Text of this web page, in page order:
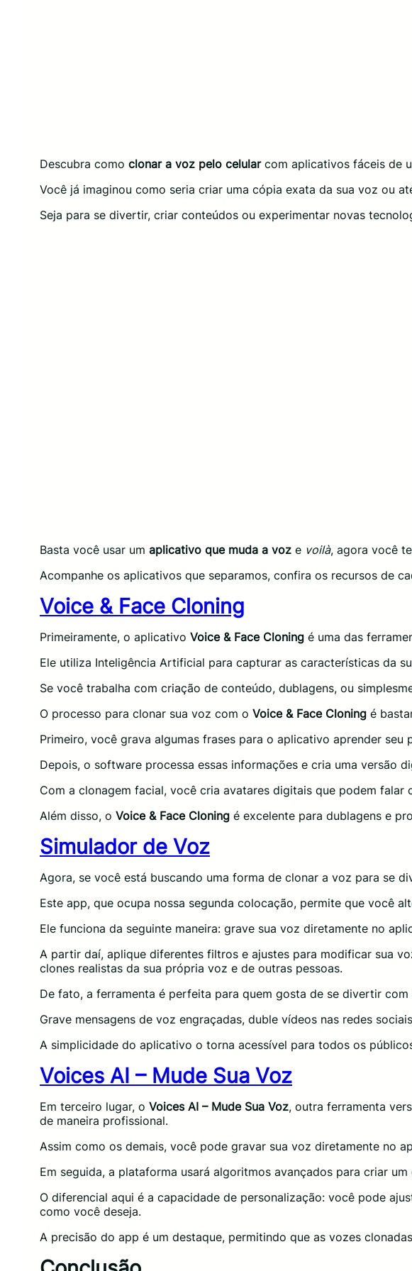
Descubra como clonar a voz pelo celularcom aplicativos fáceis de
Você já imaginou como seria criar uma cópia exata da sua voz ou
Seja para se divertir, criar conteúdos ou experimentar novas
Basta você usar um aplicativo que muda a voz e voilà, agora você
Acompanhe os aplicativos que separamos, confira os recursos de
Voice & Face Cloning
Primeiramente, o aplicativo Voice & Face Cloning é uma das
Ele utiliza Inteligência Artificial para capturar as características da
Se você trabalha com criação de conteúdo, dublagens, ou
O processo para clonar sua voz com o Voice & Face Cloning é
Primeiro, você grava algumas frases para o aplicativo aprender seu
Depois, o software processa essas informações e cria uma versão
Com a clonagem facial, você cria avatares digitais que podem falar
Além disso, o Voice & Face Cloning é excelente para dublagens e
Simulador de Voz
Agora, se você está buscando uma forma de clonar a voz para se
Este app, que ocupa nossa segunda colocação, permite que você
Ele funciona da seguinte maneira: grave sua voz diretamente no
A partir daí, aplique diferentes filtros e ajustes para modificar sua
clones realistas da sua própria voz e de outras pessoas.
De fato, a ferramenta é perfeita para quem gosta de se divertir
Grave mensagens de voz engraçadas, duble vídeos nas redes
A simplicidade do aplicativo o torna acessível para todos os
Voices AI – Mude Sua Voz
Em terceiro lugar, o Voices AI – Mude Sua Voz, outra ferramenta
de maneira profissional.
Assim como os demais, você pode gravar sua voz diretamente no
Em seguida, a plataforma usará algoritmos avançados para criar
O diferencial aqui é a capacidade de personalização: você pode
como você deseja.
A precisão do app é um destaque, permitindo que as vozes